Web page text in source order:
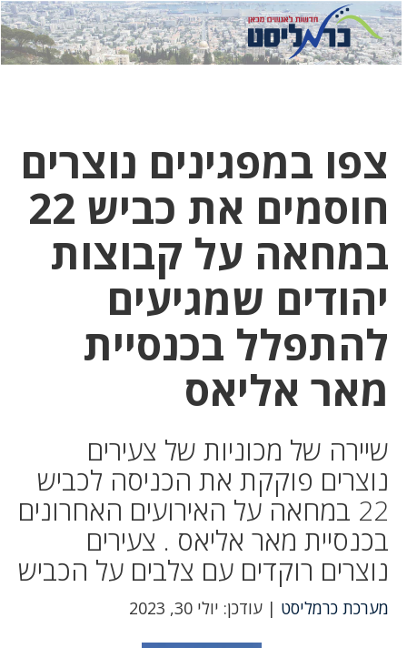
לחץ
כאן
לחץ
כדי
צפו במפגינים נוצרים
חוסמים את כביש 22
במחאה על קבוצות
יהודים שמגיעים
להתפלל בכנסיית
מאר אליאס
שיירה של מכוניות של צעירים
נוצרים פוקקת את הכניסה לכביש
22 במחאה על האירועים האחרונים
בכנסיית מאר אליאס . צעירים
נוצרים רוקדים עם צלבים על הכביש
מערכת כרמליסט | עודכן: יולי 30, 2023